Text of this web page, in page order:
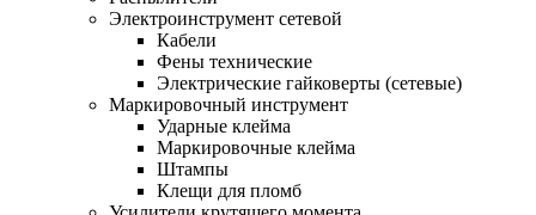
Электроинструмент сетевой
Кабели
Фены технические
Электрические гайковерты (сетевые)
Маркировочный инструмент
Ударные клейма
Маркировочные клейма
Штампы
Клещи для пломб